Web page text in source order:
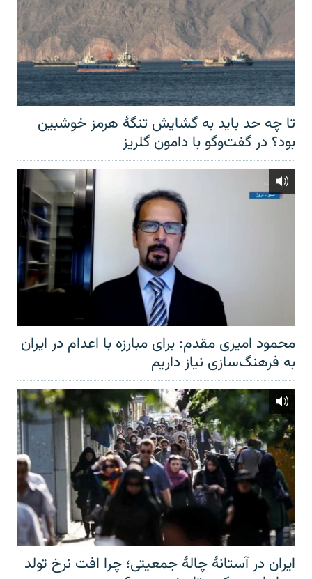
تا چه حد باید به گشایش تنگهٔ هرمز خوشبین
بود؟ در گفت‌وگو با دامون گلریز
محمود امیری مقدم: برای مبارزه با اعدام در ایران
به فرهنگ‌سازی نیاز داریم
ایران در آستانهٔ چالهٔ جمعیتی؛ چرا افت نرخ تولد